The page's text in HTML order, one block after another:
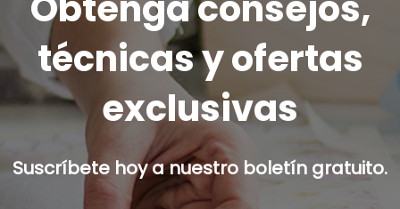
técnicas y ofertas
exclusivas
Suscríbete hoy a nuestro boletín gratuito.